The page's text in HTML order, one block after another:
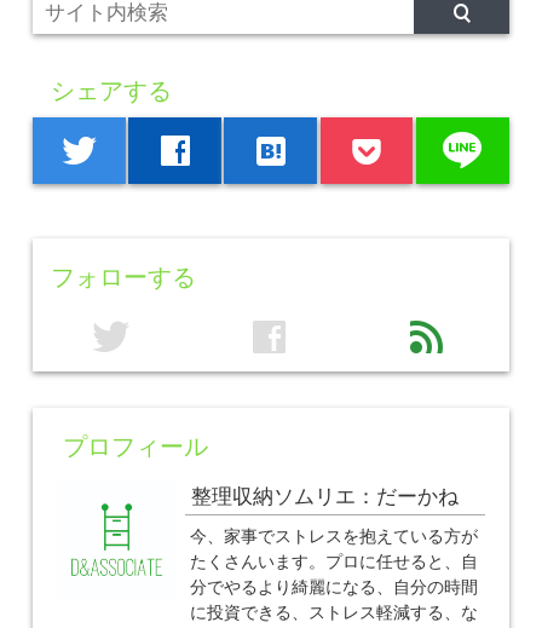
シェアする
twitter facebook hatenabookmark line
フォローする
twitter facebook feed
プロフィール
整理収納ソムリエ：だーかね
今、家事でストレスを抱えている方が
たくさんいます。プロに任せると、自
分でやるより綺麗になる、自分の時間
に投資できる、ストレス軽減する、な